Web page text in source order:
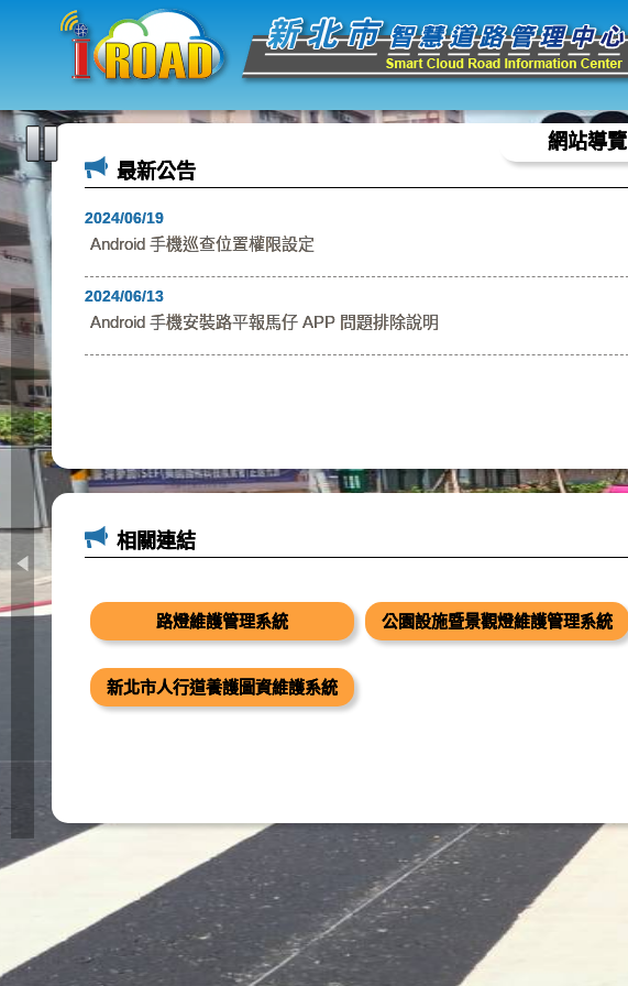
跳到主要內容區塊
網站導覽
◀
:::
最新公告
2024/06/19
Android 手機巡查位置權限設定
2024/06/13
Android 手機安裝路平報馬仔 APP 問題排除說明
相關連結
路燈維護管理系統 公園設施暨景觀燈維護管理系統
新北市人行道養護圖資維護系統